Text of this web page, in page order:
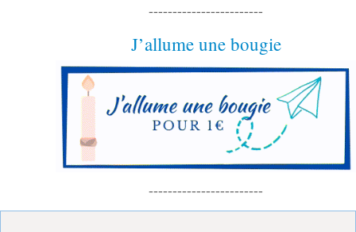
------------------------
J’allume une bougie
------------------------